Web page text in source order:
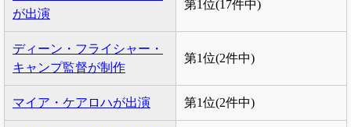
が出演
第1位(17件中)
ディーン・フライシャー・
キャンプ監督が制作
第1位(2件中)
マイア・ケアロハが出演 第1位(2件中)